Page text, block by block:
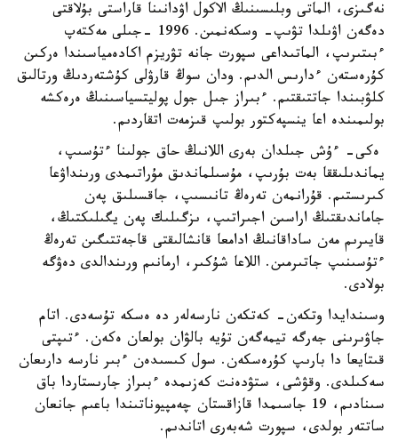
نەگىزى، الماتى وبلىسىنىڭ الاكول اۋدانىنا قاراستى بۇلاقتى
دەگەن اۋىلدا تۋىپ- وسكەنمىن. 1996 -جىلى مەكتەپ
ءبىتىرىپ، الماتىداعى سپورت جانە تۋريزم اكادەمياسىندا ەركىن
كۇرەستەن ءدارىس الدىم. ودان سوڭ قارۋلى كۇشتەردىڭ ورتالىق
كلۋبىندا جاتتىقتىم. ءبىراز جىل جول پوليتسياسىنىڭ ەرەكشە
بولىمىندە اعا ينسپەكتور بولىپ قىزمەت اتقاردىم.
ەكى- ءۇش جىلدان بەرى اللانىڭ حاق جولىنا ءتۇسىپ،
يماندىلىققا بەت بۇرىپ، مۇسىلماندىق مۇراتىمدى ورىنداۋعا
كىرىستىم. قۇرانمەن تەرەڭ تانىسىپ، جاقسىلىق پەن
جاماندىقتىڭ اراسىن اجىراتىپ، ىزگىلىك پەن يگىلىكتىڭ،
قايىرىم مەن ساداقانىڭ ادامعا قانشالىقتى قاجەتتىگىن تەرەڭ
ءتۇسىنىپ جاتىرمىن. اللاعا شۇكىر، ارمانىم ورىندالدى دەۋگە
بولادى.
وسىندايدا وتكەن- كەتكەن نارسەلەر دە ەسكە تۇسەدى. اتام
جاۋىرىنى جەرگە تيمەگەن تۇيە بالۋان بولعان ەكەن. ءتىپتى
قىتايعا دا بارىپ كۇرەسكەن. سول كىسىدەن ءبىر نارسە دارىعان
سەكىلدى. وقۋشى، ستۋدەنت كەزىمدە ءبىراز جارىستاردا باق
سىنادىم، 19 جاسىمدا قازاقستان چەمپيوناتىندا باعىم جانعان
ساتتەر بولدى، سپورت شەبەرى اتاندىم.